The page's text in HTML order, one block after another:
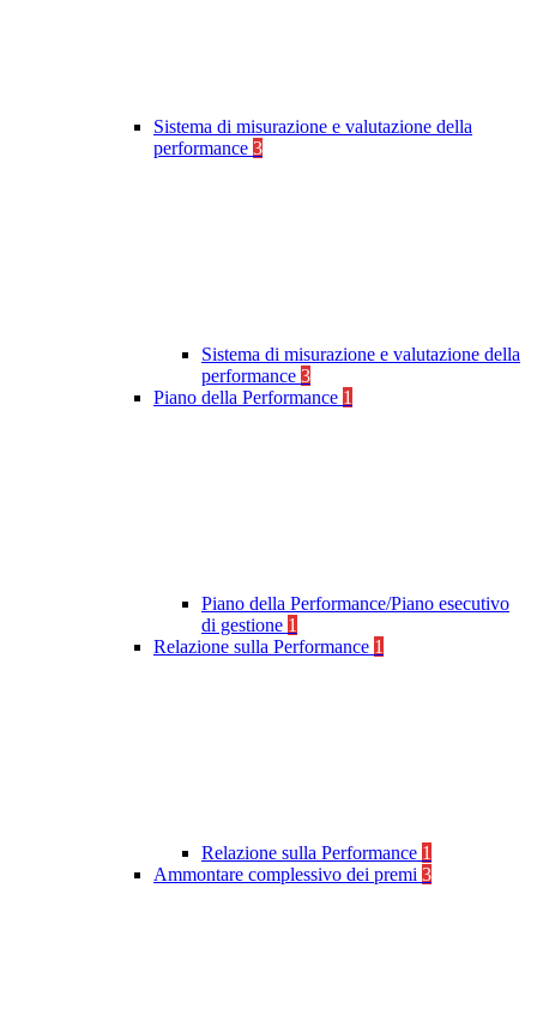
Sistema di misurazione e valutazione della
performance 3
Sistema di misurazione e valutazione della
performance 3
Piano della Performance 1
Piano della Performance/Piano esecutivo
di gestione 1
Relazione sulla Performance 1
Relazione sulla Performance 1
Ammontare complessivo dei premi 3